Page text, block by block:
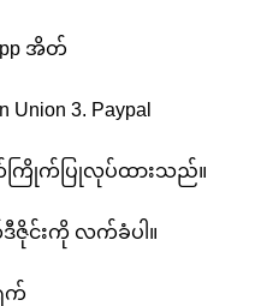
အိတ်
Union 3. Paypal
ကြိုက်ပြုလုပ်ထားသည်။
ဒီဇိုင်းကို လက်ခံပါ။
က်